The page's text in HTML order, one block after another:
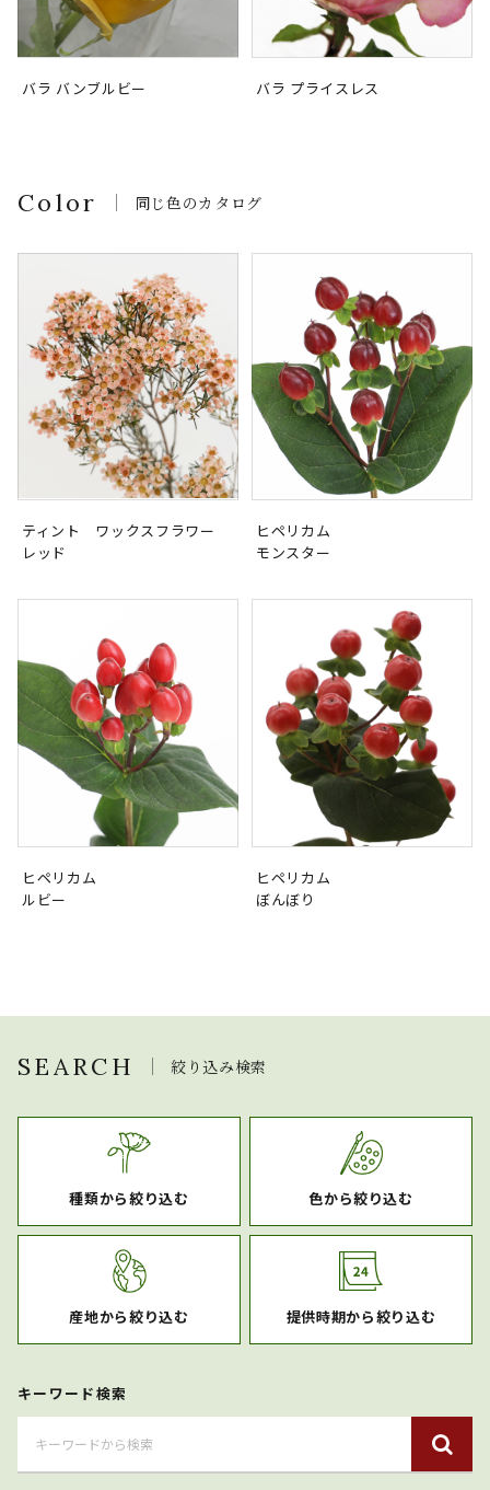
バラ バンブルビー バラ プライスレス
Color 同じ色のカタログ
ティント ワックスフラワー
レッド
ヒペリカム
モンスター
ヒペリカム
ルビー
ヒペリカム
ぼんぼり
SEARCH 絞り込み検索
種類から絞り込む 色から絞り込む
産地から絞り込む 提供時期から絞り込む
キーワード検索